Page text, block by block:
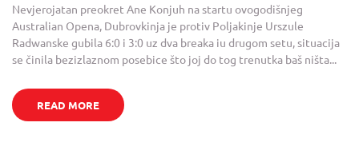
Nevjerojatan preokret Ane Konjuh na startu ovogodišnjeg
Australian Opena, Dubrovkinja je protiv Poljakinje Urszule
Radwanske gubila 6:0 i 3:0 uz dva breaka iu drugom setu, situacija
se činila bezizlaznom posebice što joj do tog trenutka baš ništa...
READ MORE